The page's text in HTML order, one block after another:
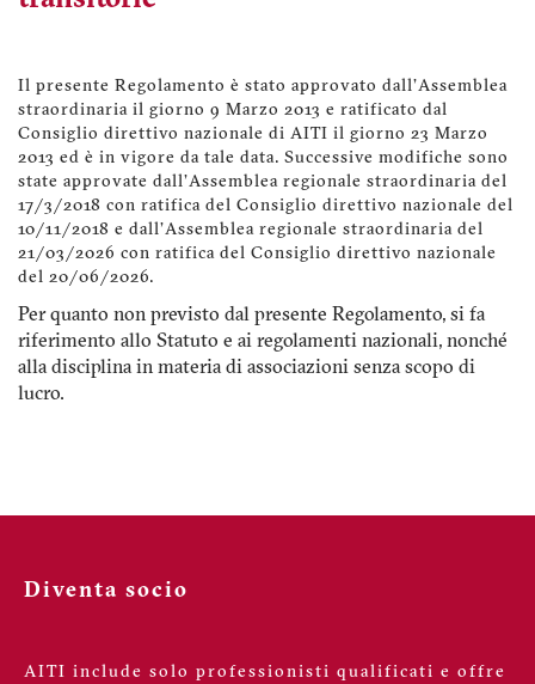
Il presente Regolamento è stato approvato dall'Assemblea
straordinaria il giorno 9 Marzo 2013 e ratificato dal
Consiglio direttivo nazionale di AITI il giorno 23 Marzo
2013 ed è in vigore da tale data. Successive modifiche sono
state approvate dall'Assemblea regionale straordinaria del
17/3/2018 con ratifica del Consiglio direttivo nazionale del
10/11/2018 e dall'Assemblea regionale straordinaria del
21/03/2026 con ratifica del Consiglio direttivo nazionale
del 20/06/2026.
Per quanto non previsto dal presente Regolamento, si fa
riferimento allo Statuto e ai regolamenti nazionali, nonché
alla disciplina in materia di associazioni senza scopo di
lucro.
Diventa socio
AITI include solo professionisti qualificati e offre